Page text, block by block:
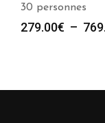
30 personnes
279.00€ –